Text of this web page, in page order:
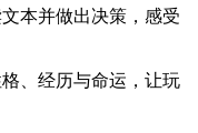
本并做出决策，感受
、经历与命运，让玩